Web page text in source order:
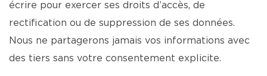
écrire pour exercer ses droits d’accès, de
rectification ou de suppression de ses données.
Nous ne partagerons jamais vos informations avec
des tiers sans votre consentement explicite.